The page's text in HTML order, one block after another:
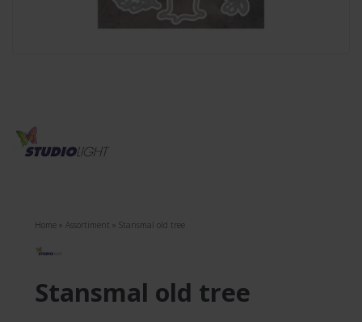
Home » Assortiment » Stansmal old tree
stansmal old tree